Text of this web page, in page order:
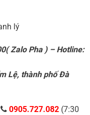
lý
Zalo Pha ) – Hotline:
Lệ, thành phố Đà
0905.727.082(7:30